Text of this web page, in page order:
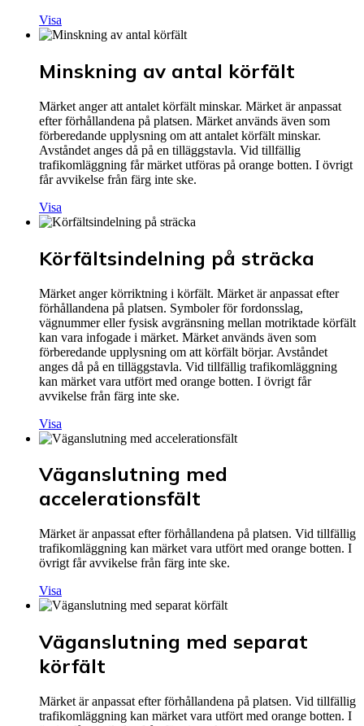
Visa
Minskning av antal körfält
Märket anger att antalet körfält minskar. Märket är anpassat
efter förhållandena på platsen. Märket används även som
förberedande upplysning om att antalet körfält minskar.
Avståndet anges då på en tilläggstavla. Vid tillfällig
trafikomläggning får märket utföras på orange botten. I övrigt
får avvikelse från färg inte ske.
Visa
Körfältsindelning på sträcka
Märket anger körriktning i körfält. Märket är anpassat efter
förhållandena på platsen. Symboler för fordonsslag,
vägnummer eller fysisk avgränsning mellan motriktade körfält
kan vara infogade i märket. Märket används även som
förberedande upplysning om att körfält börjar. Avståndet
anges då på en tilläggstavla. Vid tillfällig trafikomläggning
kan märket vara utfört med orange botten. I övrigt får
avvikelse från färg inte ske.
Visa
Väganslutning med
accelerationsfält
Märket är anpassat efter förhållandena på platsen. Vid tillfällig
trafikomläggning kan märket vara utfört med orange botten. I
övrigt får avvikelse från färg inte ske.
Visa
Väganslutning med separat
körfält
Märket är anpassat efter förhållandena på platsen. Vid tillfällig
trafikomläggning kan märket vara utfört med orange botten. I